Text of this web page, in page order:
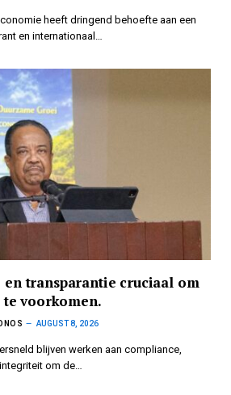
heeft dringend behoefte aan een
en internationaal…
en transparantie cruciaal om
voorkomen.
AUGUST 8, 2026
blijven werken aan compliance,
om de…